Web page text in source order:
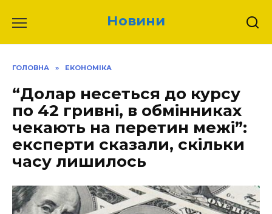
до
Новини
ГОЛОВНА » ЕКОНОМІКА
“Долар несеться до курсу
по 42 гривні, в обмінниках
чекають на пepетин межі”:
експерти скaзали, скільки
часу лишилось